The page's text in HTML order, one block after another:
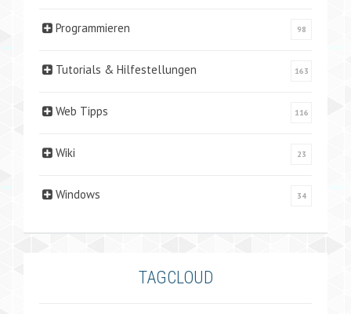
Programmieren 98
Tutorials & Hilfestellungen 163
Web Tipps 116
Wiki 23
Windows 34
TAGCLOUD